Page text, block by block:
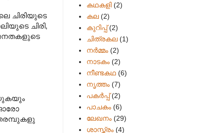
ചിരിയുടെ
ചിരി,
ജനതകളുടെ
കഥകളി (2)
കല (2)
കുറിപ്പ് (2)
ചിത്രകല (1)
നർമ്മം (2)
നാടകം (2)
നീണ്ടകഥ (6)
നൃത്തം (7)
പകര്‍പ്പ് (2)
പാചകം (6)
ലേഖനം (29)
ശാസ്ത്രം (4)